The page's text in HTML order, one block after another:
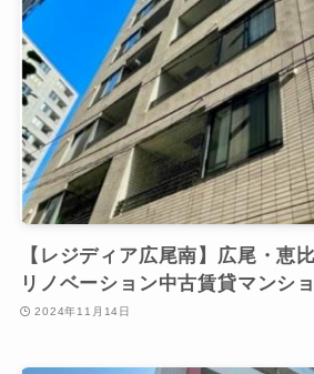
【レジディア広尾南】広尾・恵
リノベーション中古賃貸マンシ
2024年11月14日